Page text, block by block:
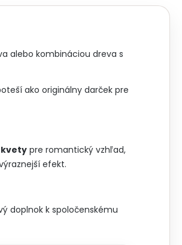
alebo kombináciou dreva s
ako originálny darček pre
pre romantický vzhľad,
efekt.
doplnok k spoločenskému